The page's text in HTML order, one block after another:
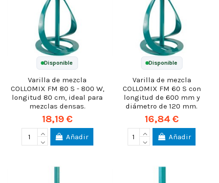
Disponible
Varilla de mezcla
COLLOMIX FM 80 S - 800 W,
longitud 80 cm, ideal para
mezclas densas.
18,19 €
Añadir
Disponible
Varilla de mezcla
COLLOMIX FM 60 S con
longitud de 600 mm y
diámetro de 120 mm.
16,84 €
Añadir